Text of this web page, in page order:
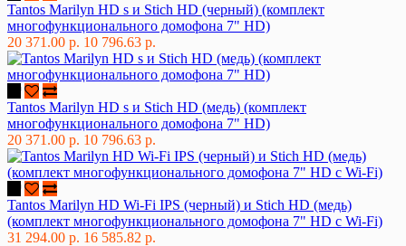
Tantos Marilyn HD s и Stich HD (черный) (комплект
многофункционального домофона 7" HD)
20 371.00 р. 10 796.63 р.
Tantos Marilyn HD s и Stich HD (медь) (комплект
многофункционального домофона 7" HD)
20 371.00 р. 10 796.63 р.
Tantos Marilyn HD Wi-Fi IPS (черный) и Stich HD (медь)
(комплект многофункционального домофона 7" HD с Wi-Fi)
31 294.00 р. 16 585.82 р.